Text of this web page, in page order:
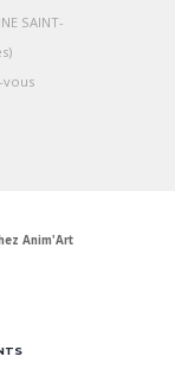
SAINT-
vous
Anim'Art